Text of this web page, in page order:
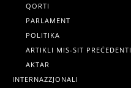
QORTI
PARLAMENT
POLITIKA
ARTIKLI MIS-SIT PREĊEDENTI
AKTAR
INTERNAZZJONALI